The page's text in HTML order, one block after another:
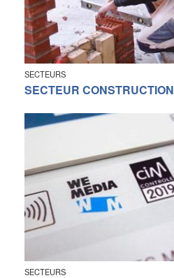
SECTEURS
SECTEUR CONSTRUCTION
SECTEURS